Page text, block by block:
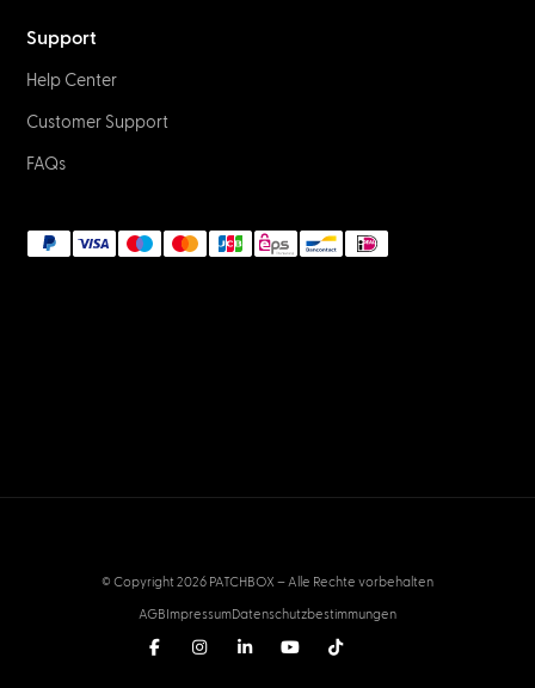
Support
Help Center
Customer Support
FAQs
© Copyright 2026 PATCHBOX – Alle Rechte vorbehalten
AGB ImpressumDatenschutzbestimmungen